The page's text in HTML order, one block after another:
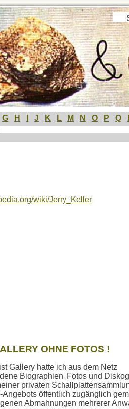
Menü
G H J K L M N O P Q
wiki/Jerry_Keller
OHNE FOTOS !
Gallery hatte ich aus dem Netz
Biographien, Fotos und
privaten
Angebots öffentlich zugänglich
Abmahnungen mehrerer